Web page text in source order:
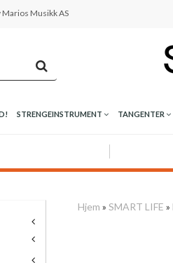
Marios Musikk AS
STRENGEINSTRUMENT TANGENTER
Hjem » SMART LIFE »